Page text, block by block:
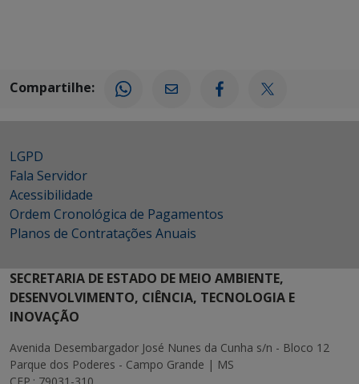
Compartilhe:
LGPD
Fala Servidor
Acessibilidade
Ordem Cronológica de Pagamentos
Planos de Contratações Anuais
SECRETARIA DE ESTADO DE MEIO AMBIENTE,
DESENVOLVIMENTO, CIÊNCIA, TECNOLOGIA E
INOVAÇÃO
Avenida Desembargador José Nunes da Cunha s/n - Bloco 12
Parque dos Poderes - Campo Grande | MS
CEP.: 79031-310